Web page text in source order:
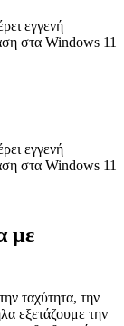
εγγενή
στα Windows 11
εγγενή
στα Windows 11
με
ταχύτητα, την
εξετάζουμε την